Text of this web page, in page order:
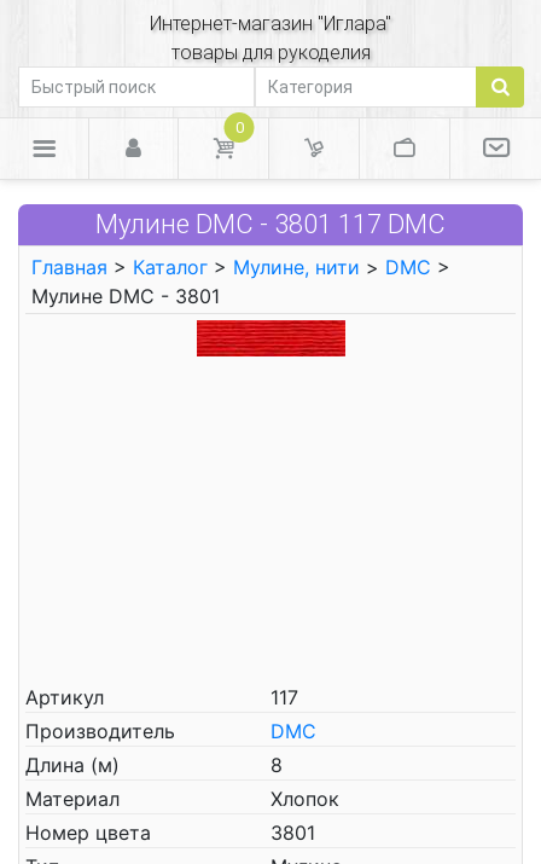
Интернет-магазин "Иглара"
товары для рукоделия
0
Мулине DMC - 3801 117 DMC
Главная > Каталог > Мулине, нити > DMC >
Мулине DMC - 3801
Артикул
117
Производитель
DMC
Длина (м)
8
Материал
Хлопок
Номер цвета
3801